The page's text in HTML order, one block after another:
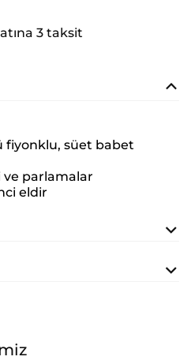
3 taksit
fiyonklu, süet babet
parlamalar
eldir